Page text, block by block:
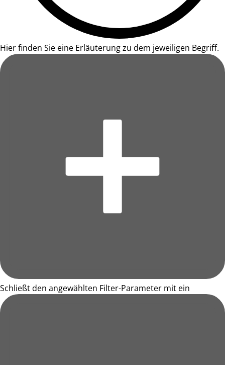
Hier finden Sie eine Erläuterung zu dem jeweiligen Begriff.
Schließt den angewählten Filter-Parameter mit ein